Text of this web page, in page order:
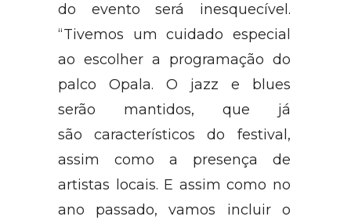
do evento será inesquecível.
“Tivemos um cuidado especial
ao escolher a programação do
palco Opala. O jazz e blues
serão mantidos, que já
são característicos do festival,
assim como a presença de
artistas locais. E assim como no
ano passado, vamos incluir o